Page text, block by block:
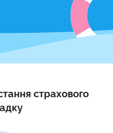
страхового